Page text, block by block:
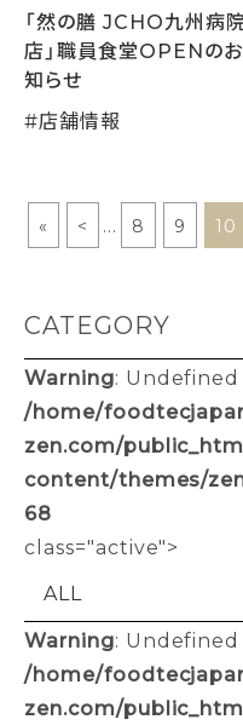
「然の膳 JCHO九州病
店」職員食堂OPENのお
知らせ
#店舗情報
« < ... 8 9 10
CATEGORY
Warning:
/home/
zen.com/
content/themes/
68
class="active">
ALL
Warning:
/home/
zen.com/